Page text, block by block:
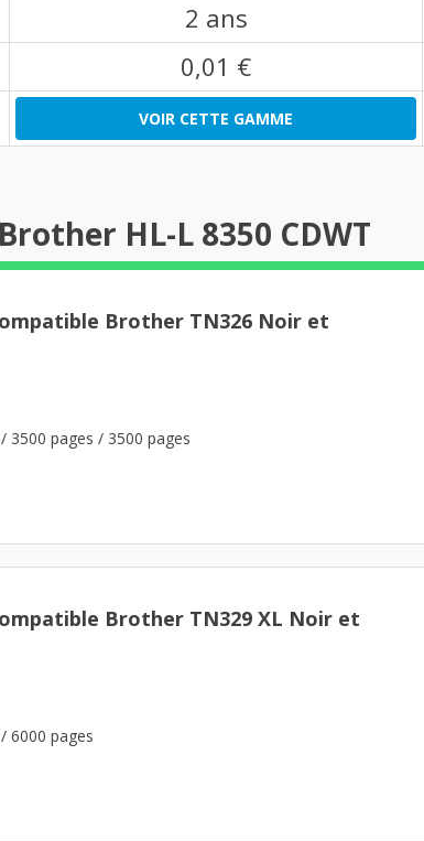
2 ans
0,01 €
VOIR CETTE GAMME
HL-L 8350 CDWT
Brother TN326 Noir et
3500 pages / 3500 pages
Brother TN329 XL Noir et
6000 pages